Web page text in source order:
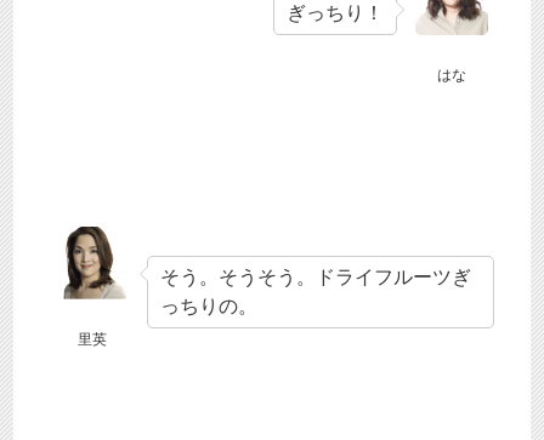
はな
ぎっちり！
里英
そう。そうそう。ドライフルーツぎ
っちりの。